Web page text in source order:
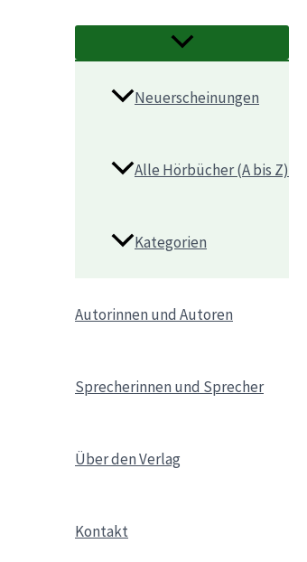
Neuerscheinungen
Alle Hörbücher (A bis Z)
Kategorien
Autorinnen und Autoren
Sprecherinnen und Sprecher
Über den Verlag
Kontakt